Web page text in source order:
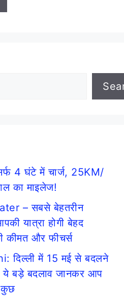
4 घंटे में चार्ज, 25KM/
का माइलेज!
– सबसे बेहतरीन
यात्रा होगी बेहद
कीमत और फीचर्स
दिल्ली में 15 मई से बदलने
ये बड़े बदलाव जानकर आप
कुछ